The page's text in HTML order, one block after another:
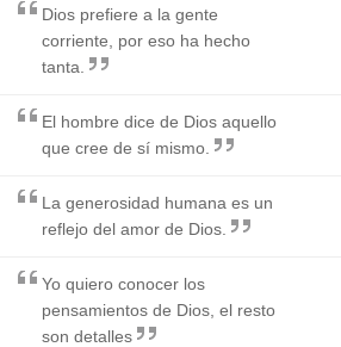
Dios prefiere a la gente
corriente, por eso ha hecho
tanta.
El hombre dice de Dios aquello
que cree de sí mismo.
La generosidad humana es un
reflejo del amor de Dios.
Yo quiero conocer los
pensamientos de Dios, el resto
son detalles